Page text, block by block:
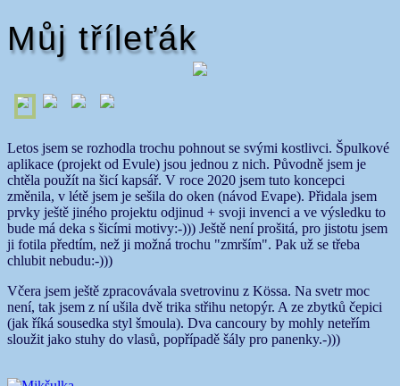
Můj tříleťák
Letos jsem se rozhodla trochu pohnout se svými kostlivci. Špulkové
aplikace (projekt od Evule) jsou jednou z nich. Původně jsem je
chtěla použít na šicí kapsář. V roce 2020 jsem tuto koncepci
změnila, v létě jsem je sešila do oken (návod Evape). Přidala jsem
prvky ještě jiného projektu odjinud + svoji invenci a ve výsledku to
bude má deka s šicími motivy:-))) Ještě není prošitá, pro jistotu jsem
ji fotila předtím, než ji možná trochu "zmrším". Pak už se třeba
chlubit nebudu:-)))
Včera jsem ještě zpracovávala svetrovinu z Kössa. Na svetr moc
není, tak jsem z ní ušila dvě trika střihu netopýr. A ze zbytků čepici
(jak říká sousedka styl šmoula). Dva cancoury by mohly neteřím
sloužit jako stuhy do vlasů, popřípadě šály pro panenky.-)))